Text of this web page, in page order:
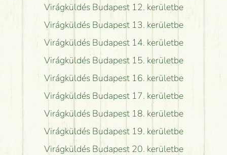
Virágküldés Budapest 12. kerületbe
Virágküldés Budapest 13. kerületbe
Virágküldés Budapest 14. kerületbe
Virágküldés Budapest 15. kerületbe
Virágküldés Budapest 16. kerületbe
Virágküldés Budapest 17. kerületbe
Virágküldés Budapest 18. kerületbe
Virágküldés Budapest 19. kerületbe
Virágküldés Budapest 20. kerületbe